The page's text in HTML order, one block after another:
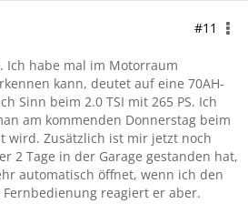
#11
Ich habe mal im Motorraum
kann, deutet auf eine 70AH-
Sinn beim 2.0 TSI mit 265 PS. Ich
am kommenden Donnerstag beim
wird. Zusätzlich ist mir jetzt noch
2 Tage in der Garage gestanden hat,
automatisch öffnet, wenn ich den
reagiert er aber.